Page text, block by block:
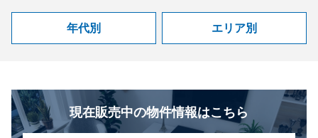
年代別 エリア別
現在販売中の物件情報はこちら